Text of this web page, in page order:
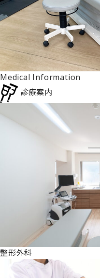
Medical Information
診療案内
整形外科